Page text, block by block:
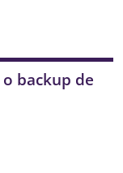
backup de